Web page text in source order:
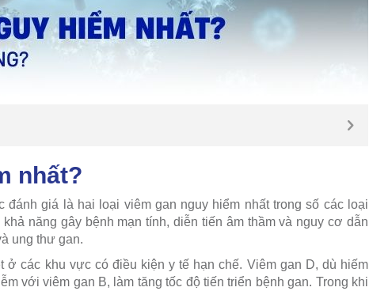
nhất?
giá là hai loại viêm gan nguy hiểm nhất trong số các loại
năng gây bệnh mạn tính, diễn tiến âm thầm và nguy cơ dẫn
ung thư gan.
ở các khu vực có điều kiện y tế hạn chế. Viêm gan D, dù hiếm
với viêm gan B, làm tăng tốc độ tiến triển bệnh gan. Trong khi